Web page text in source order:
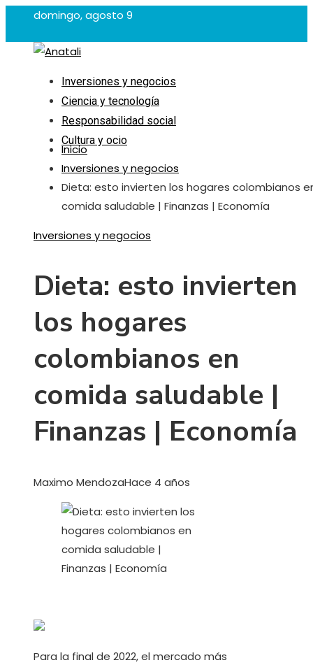
domingo, agosto 9
Inversiones y negocios
Ciencia y tecnología
Responsabilidad social
Cultura y ocio
Inicio
Inversiones y negocios
Dieta: esto invierten los hogares colombianos
comida saludable | Finanzas | Economía
Inversiones y negocios
Dieta: esto invierten
los hogares
colombianos en
comida saludable |
Finanzas | Economía
Maximo MendozaHace 4 años
Para la final de 2022, el mercado más